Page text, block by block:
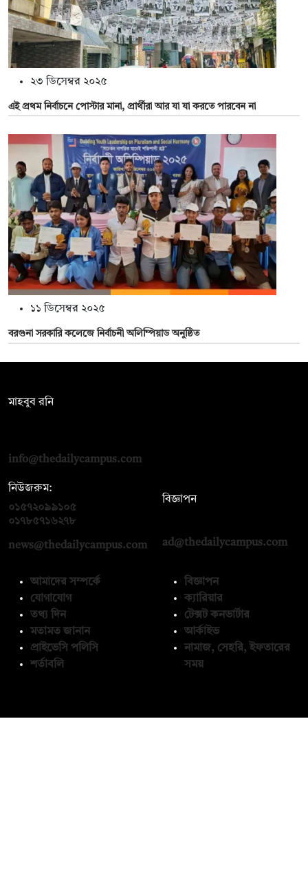
২৩ ডিসেম্বর ২০২৫
এই প্রথম নির্বাচনে পোস্টার মানা, প্রার্থীরা আর যা যা করতে পারবেন না
১১ ডিসেম্বর ২০২৫
বরগুনা সরকারি কলেজে নির্বাচনী অলিম্পিয়াড অনুষ্ঠিত
মাহবুব রনি
info@thedailycampus.com
নিউজরুম:
০১৫৭২০৯৯১০৫
০১৭৮৫৭১৬২৭৮
news@thedailycampus.com
বিজ্ঞাপন
ad@thedailycampus.com
আমাদের সম্পর্কে
যোগাযোগ
তথ্য দিন
মতামত জানান
প্রাইভেসি পলিসি
শর্তাবলি
বিজ্ঞাপন
ক্যারিয়ার
টেক্সট কনভার্টার
আর্কাইভ
নামাজ, সেহরি, ইফতারের
সময়